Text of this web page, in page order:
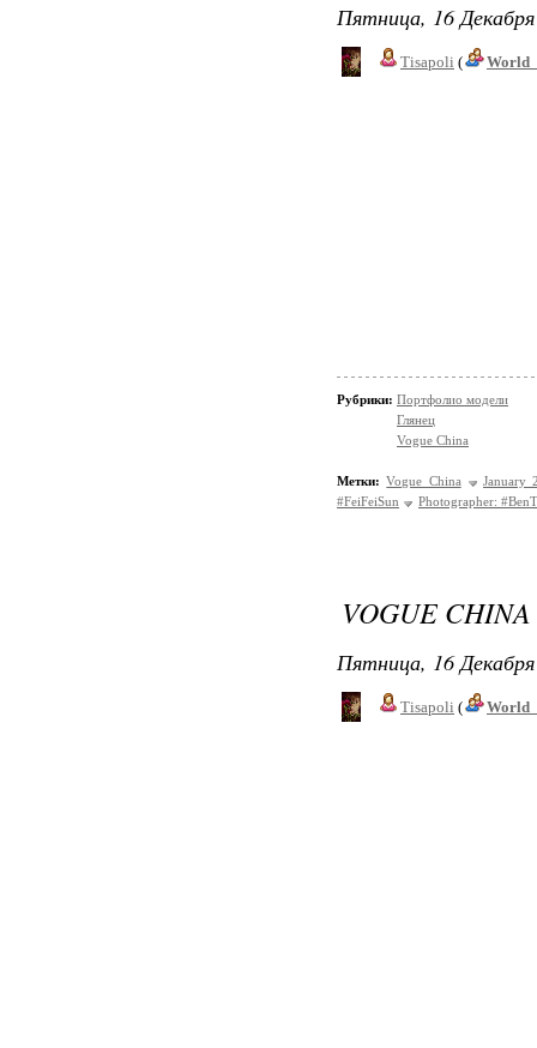
Пятница, 16
Tisapoli (
Рубрики: Портфолио модели
Глянец
Vogue China
Метки: Vogue China
January
#FeiFeiSun
Photographer:
VOGUE
Пятница, 16
Tisapoli (